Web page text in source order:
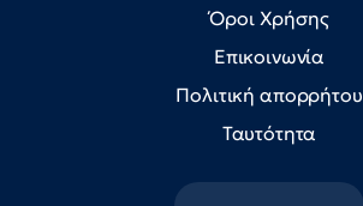
Όροι Χρήσης
Επικοινωνία
Πολιτική απορρήτου
Ταυτότητα